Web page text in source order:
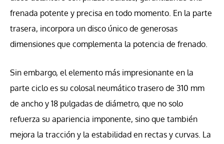
frenada potente y precisa en todo momento. En la parte
trasera, incorpora un disco único de generosas
dimensiones que complementa la potencia de frenado.
Sin embargo, el elemento más impresionante en la
parte ciclo es su colosal neumático trasero de 310 mm
de ancho y 18 pulgadas de diámetro, que no solo
refuerza su apariencia imponente, sino que también
mejora la tracción y la estabilidad en rectas y curvas. La